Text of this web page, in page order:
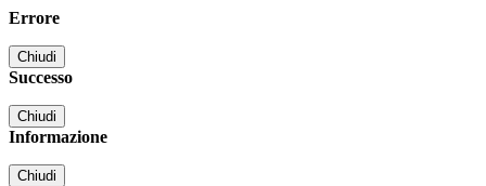
Errore
Chiudi
Successo
Chiudi
Informazione
Chiudi